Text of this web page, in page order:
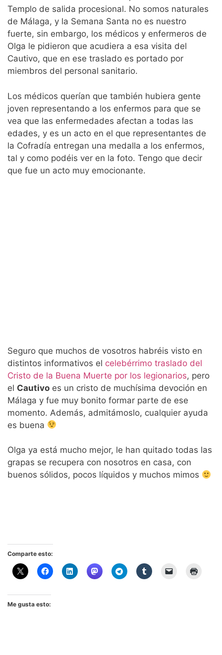
Templo de salida procesional. No somos naturales
de Málaga, y la Semana Santa no es nuestro
fuerte, sin embargo, los médicos y enfermeros de
Olga le pidieron que acudiera a esa visita del
Cautivo, que en ese traslado es portado por
miembros del personal sanitario.
Los médicos querían que también hubiera gente
joven representando a los enfermos para que se
vea que las enfermedades afectan a todas las
edades, y es un acto en el que representantes de
la Cofradía entregan una medalla a los enfermos,
tal y como podéis ver en la foto. Tengo que decir
que fue un acto muy emocionante.
Seguro que muchos de vosotros habréis visto en
distintos informativos el celebérrimo traslado del
Cristo de la Buena Muerte por los legionarios, pero
el Cautivo es un cristo de muchísima devoción en
Málaga y fue muy bonito formar parte de ese
momento. Además, admitámoslo, cualquier ayuda
es buena
Olga ya está mucho mejor, le han quitado todas las
grapas se recupera con nosotros en casa, con
buenos sólidos, pocos líquidos y muchos mimos
Comparte esto:
Me gusta esto: